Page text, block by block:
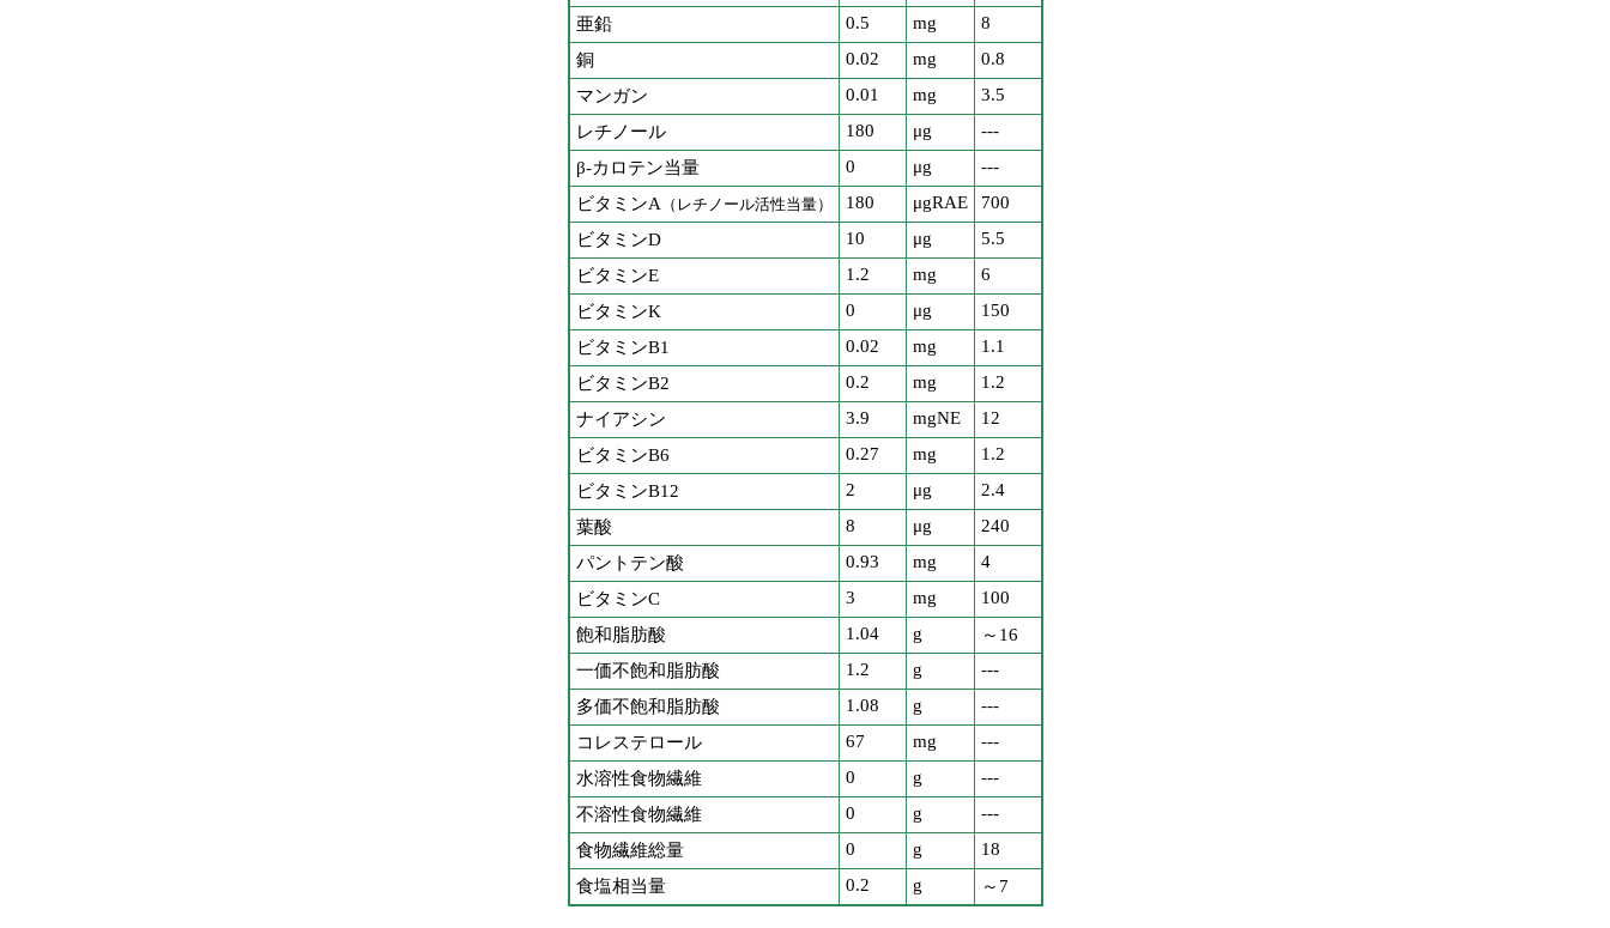
亜鉛
0.5 mg
8
銅
0.02 mg
0.8
マンガン
0.01 mg
3.5
レチノール
180 μg
---
β-カロテン当量
0 μg
---
ビタミンA（レチノール活性当量） 180 μgRAE
700
ビタミンD
10 μg
5.5
ビタミンE
1.2 mg
6
ビタミンK
0 μg
150
ビタミンB1
0.02 mg
1.1
ビタミンB2
0.2 mg
1.2
ナイアシン
3.9 mgNE
12
ビタミンB6
0.27 mg
1.2
ビタミンB12
2 μg
2.4
葉酸
8 μg
240
パントテン酸
0.93 mg
4
ビタミンC
3 mg
100
飽和脂肪酸
1.04 g
～16
一価不飽和脂肪酸
1.2 g
---
多価不飽和脂肪酸
1.08 g
---
コレステロール
67 mg
---
水溶性食物繊維
0 g
---
不溶性食物繊維
0 g
---
食物繊維総量
0 g
18
食塩相当量
0.2 g ～7